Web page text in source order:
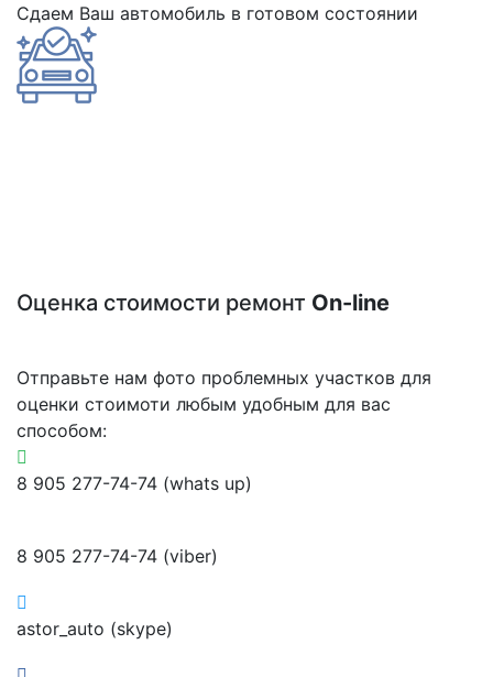
Сдаем Ваш автомобиль в готовом состоянии
Оценка стоимости ремонт On-line
Отправьте нам фото проблемных участков для
оценки стоимоти любым удобным для вас
способом:
8 905 277-74-74 (whats up)
8 905 277-74-74 (viber)
astor_auto (skype)